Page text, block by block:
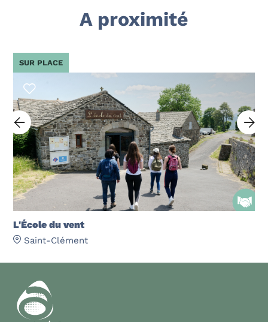
A proximité
L'École du vent
Saint-Clément
SUR PLACE